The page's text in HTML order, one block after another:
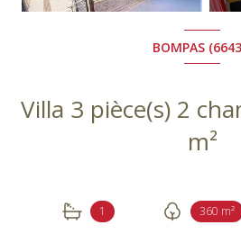
BOMPAS
Villa 3 pièce(s) 2 chambre(s) 77.09
m²
1 360 m²